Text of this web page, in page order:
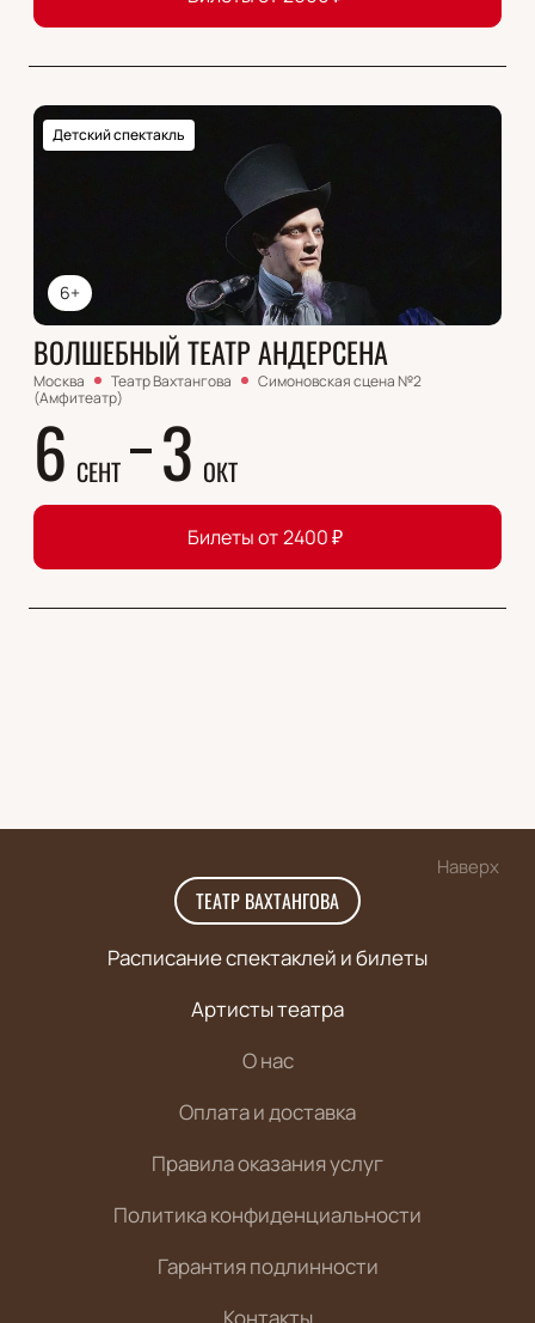
6+
Детский спектакль
ВОЛШЕБНЫЙ ТЕАТР АНДЕРСЕНА
Москва Театр Вахтангова
Симоновская сцена №2
(Амфитеатр)
6 СЕНТ 3 ОКТ
Билеты от2400₽
Наверх
ТЕАТР ВАХТАНГОВА
Расписание спектаклей и билеты
Артисты театра
О нас
Оплата и доставка
Правила оказания услуг
Политика конфиденциальности
Гарантия подлинности